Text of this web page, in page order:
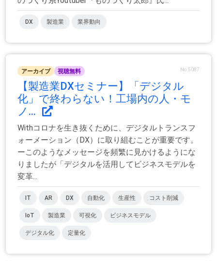
DX 製造業 業界動向
アーカイブ 視聴無料 No.5087
【製造業DXセミナー】「デジタル
化」で終わらない！工場内の人・モ
ノ...
Withコロナを生き抜くために、デジタルトランスフ
ォーメーション（DX）に取り組むことが重要です。
ーこのようなメッセージを頻繁に見かけるようにな
りましたが「デジタルを活用してビジネスモデルを
変革...
IT AR DX 自動化 生産性 コスト削減
IoT 製造業 可視化 ビジネスモデル
デジタル化 定量化